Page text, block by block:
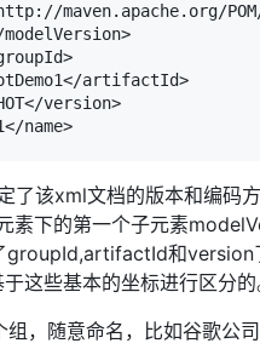
maven.apache.org/
artifactId>
version>
name>
了该xml文档的版本和编
素下的第一个子元素
groupId,artifactId和version
这些基本的坐标进行区分的
，随意命名，比如谷歌